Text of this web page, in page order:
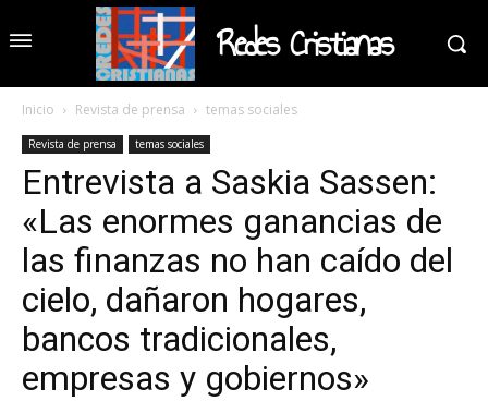
Redes Cristianas
Inicio Revista de prensa temas sociales
Revista de prensa temas sociales
Entrevista a Saskia Sassen:
«Las enormes ganancias de
las finanzas no han caído del
cielo, dañaron hogares,
bancos tradicionales,
empresas y gobiernos»